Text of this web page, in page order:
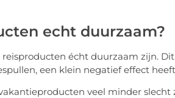
echt duurzaam?
écht duurzaam zijn.
een klein negatief effect
veel minder slecht